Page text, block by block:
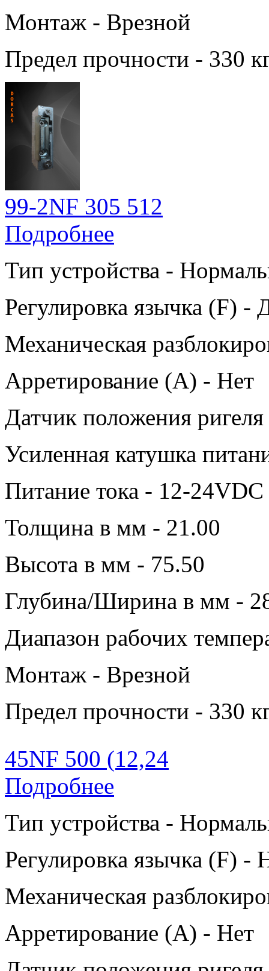
Монтаж - Врезной
Предел прочности - 330
99-2NF 305 512
Подробнее
Тип устройства -
Регулировка язычка (F) -
Механическая
Арретирование (A) - Нет
Датчик положения
Усиленная катушка
Питание тока - 12-24VDC
Толщина в мм - 21.00
Высота в мм - 75.50
Глубина/Ширина в мм -
Диапазон рабочих
Монтаж - Врезной
Предел прочности - 330
45NF 500 (12,24
Подробнее
Тип устройства -
Регулировка язычка (F) -
Механическая
Арретирование (A) - Нет